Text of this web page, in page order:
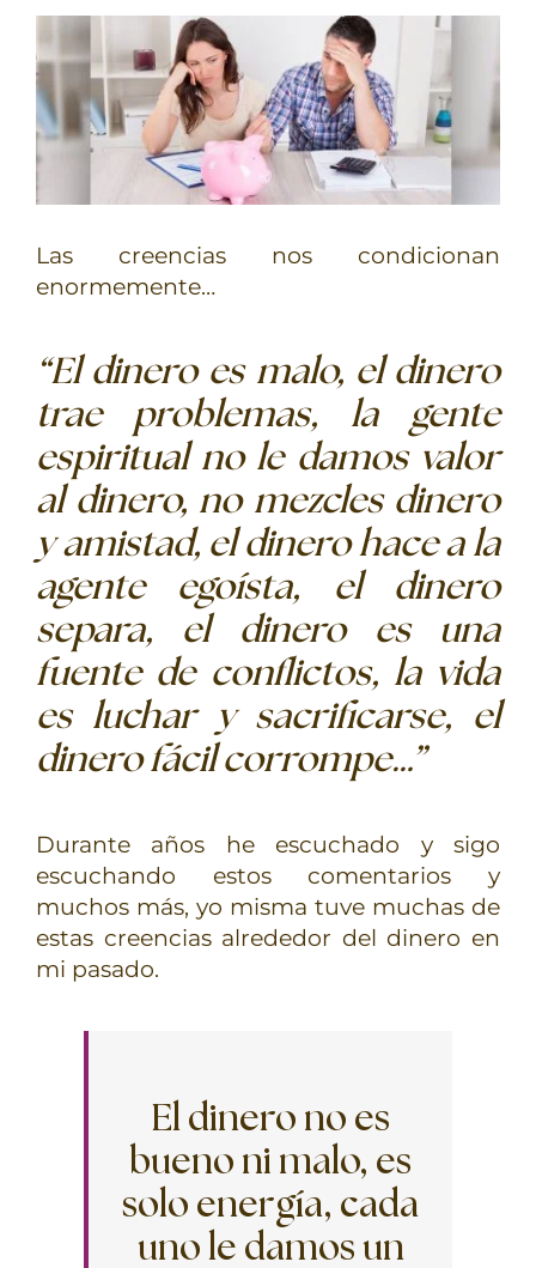
GRATIS
Las creencias nos condicionan
enormemente…
“El dinero es malo, el dinero
trae problemas, la gente
espiritual no le damos valor
al dinero, no mezcles dinero
y amistad, el dinero hace a la
agente egoísta, el dinero
separa, el dinero es una
fuente de conflictos, la vida
es luchar y sacrificarse, el
dinero fácil corrompe…”
Durante años he escuchado y sigo
escuchando estos comentarios y
muchos más, yo misma tuve muchas de
estas creencias alrededor del dinero en
mi pasado.
El dinero no es
bueno ni malo, es
solo energía, cada
uno le damos un